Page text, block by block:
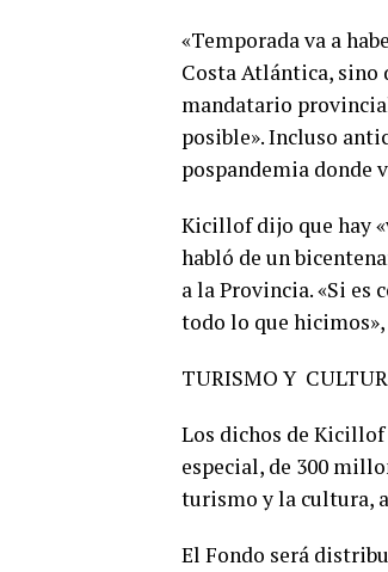
«Temporada va a
Costa Atlántica, sino
mandatario
posible». Incluso
pospandemia donde
Kicillof dijo que hay
habló de un
a la Provincia. «Si es
todo lo que hicimos»,
TURISMO Y
Los dichos de Kicillof
especial, de 300
turismo y la cultura,
El Fondo será